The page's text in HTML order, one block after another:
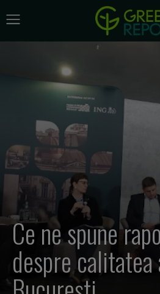
Ce ne spune
despre